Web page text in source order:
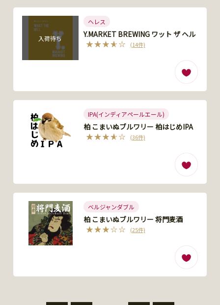
入荷待ち
ヘレス
Y.MARKET BREWING ワット ザ ヘル
(14件)
IPA(インディアペールエール)
柏 こまいぬブルワリー 柏はじめIPA
(36件)
ベルジャンダブル
柏 こまいぬブルワリー 将門麦酒
(25件)